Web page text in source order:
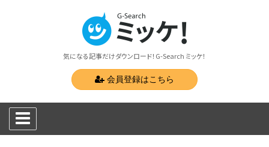
気になる記事だけダウンロード！G-Search ミッケ！
会員登録はこちら